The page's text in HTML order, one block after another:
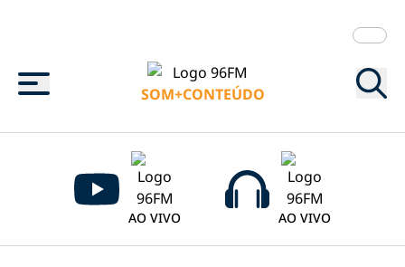
Menu
SOM+CONTEÚDO
AO VIVO AO VIVO